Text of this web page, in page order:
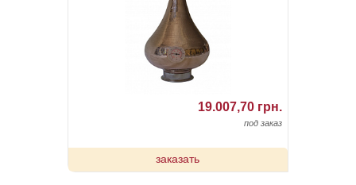
19.007,70 грн.
под заказ
заказать